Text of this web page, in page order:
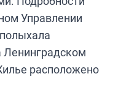
Управлении
Ленинградском
расположено